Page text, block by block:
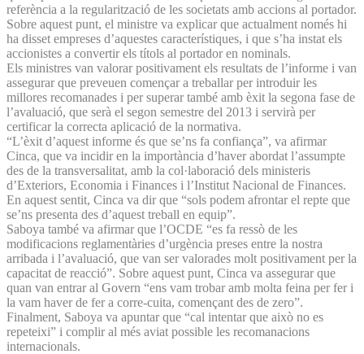
referència a la regularització de les societats amb accions al portador.
Sobre aquest punt, el ministre va explicar que actualment només hi
ha disset empreses d’aquestes característiques, i que s’ha instat els
accionistes a convertir els títols al portador en nominals.
Els ministres van valorar positivament els resultats de l’informe i van
assegurar que preveuen començar a treballar per introduir les
millores recomanades i per superar també amb èxit la segona fase de
l’avaluació, que serà el segon semestre del 2013 i servirà per
certificar la correcta aplicació de la normativa.
“L’èxit d’aquest informe és que se’ns fa confiança”, va afirmar
Cinca, que va incidir en la importància d’haver abordat l’assumpte
des de la transversalitat, amb la col·laboració dels ministeris
d’Exteriors, Economia i Finances i l’Institut Nacional de Finances.
En aquest sentit, Cinca va dir que “sols podem afrontar el repte que
se’ns presenta des d’aquest treball en equip”.
Saboya també va afirmar que l’OCDE “es fa ressò de les
modificacions reglamentàries d’urgència preses entre la nostra
arribada i l’avaluació, que van ser valorades molt positivament per la
capacitat de reacció”. Sobre aquest punt, Cinca va assegurar que
quan van entrar al Govern “ens vam trobar amb molta feina per fer i
la vam haver de fer a corre-cuita, començant des de zero”.
Finalment, Saboya va apuntar que “cal intentar que això no es
repeteixi” i complir al més aviat possible les recomanacions
internacionals.